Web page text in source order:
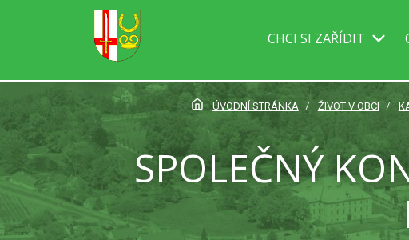
CHCI SI ZAŘÍDIT
ÚVODNÍ STRÁNKA ŽIVOT V OBCI
SPOLEČNÝ